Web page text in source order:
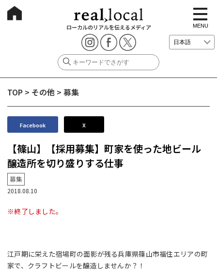
ローカルのリアルを伝えるメディア
t
o
g
g
e
i
i
MENU
TOP > その他 > 募集
Facebook X
【篠山】【採用募集】町家を使った地ビール
醸造所を切り盛りする仕事
募集
2018.08.10
※終了しました。
江戸期に栄えた宿場町の面影が残る兵庫県篠山市福住エリアの町
家で、クラフトビールを醸造しませんか？！